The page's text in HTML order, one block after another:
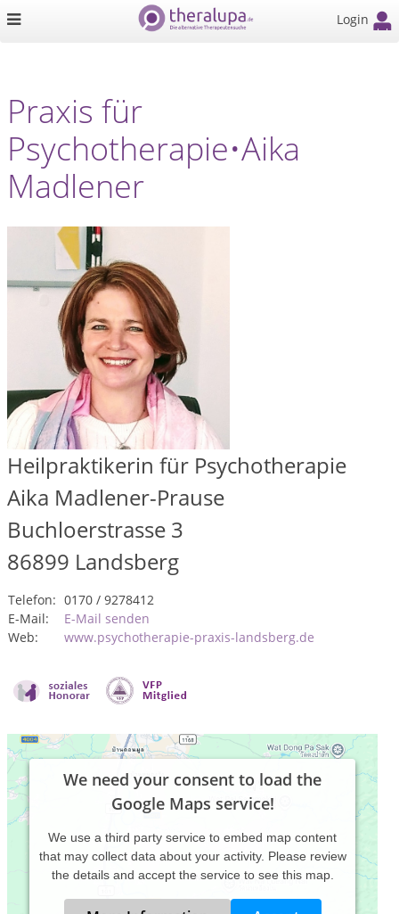
Login
Praxis für
Psychotherapie•Aika
Madlener
Heilpraktikerin für Psychotherapie
Aika Madlener-Prause
Buchloerstrasse 3
86899 Landsberg
Telefon: 0170 / 9278412
E-Mail:
E-Mail senden
Web:
www.psychotherapie-praxis-landsberg.de
We need your consent to load the
Google Maps service!
We use a third party service to embed map content
that may collect data about your activity. Please review
the details and accept the service to see this map.